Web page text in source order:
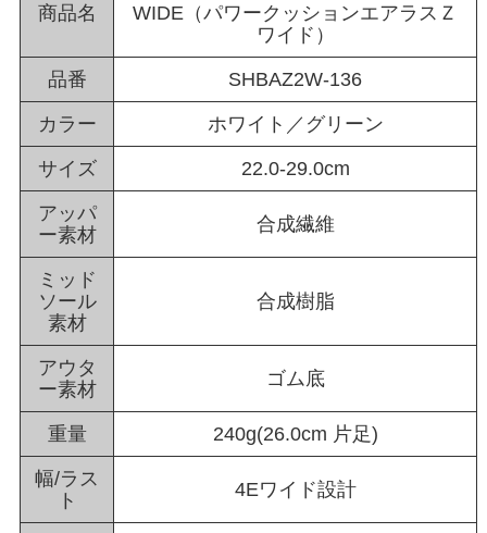
商品名
WIDE（パワークッションエアラスＺ
ワイド）
品番 SHBAZ2W-136
カラー ホワイト／グリーン
サイズ 22.0-29.0cm
アッパ
ー素材
合成繊維
ミッド
ソール
素材
合成樹脂
アウタ
ー素材
ゴム底
重量 240g(26.0cm 片足)
幅/ラス
ト
4Eワイド設計